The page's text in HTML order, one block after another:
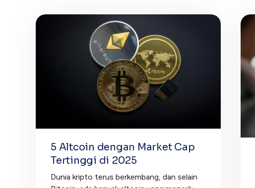
5 Altcoin dengan Market Cap
Tertinggi di 2025
Dunia kripto terus berkembang, dan selain